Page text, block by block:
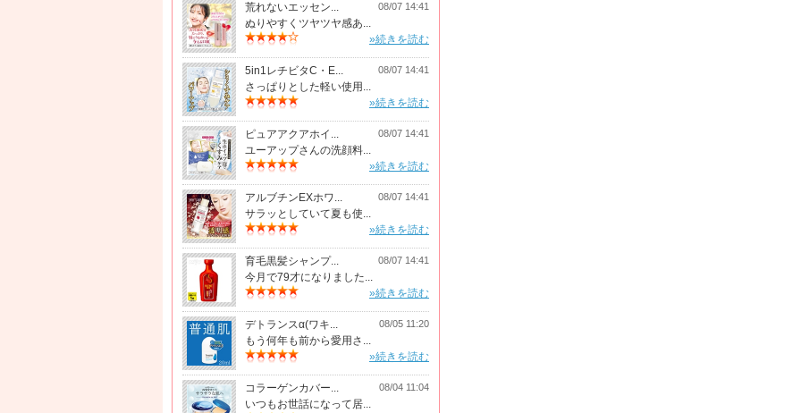
荒れないエッセン... 08/07 14:41
ぬりやすくツヤツヤ感あ...
»続きを読む
5in1レチビタC・E... 08/07 14:41
さっぱりとした軽い使用...
»続きを読む
ピュアアクアホイ... 08/07 14:41
ユーアップさんの洗顔料...
»続きを読む
アルブチンEXホワ... 08/07 14:41
サラッとしていて夏も使...
»続きを読む
育毛黒髪シャンプ... 08/07 14:41
今月で79才になりました...
»続きを読む
デトランスα(ワキ... 08/05 11:20
もう何年も前から愛用さ...
»続きを読む
コラーゲンカバー... 08/04 11:04
いつもお世話になって居...